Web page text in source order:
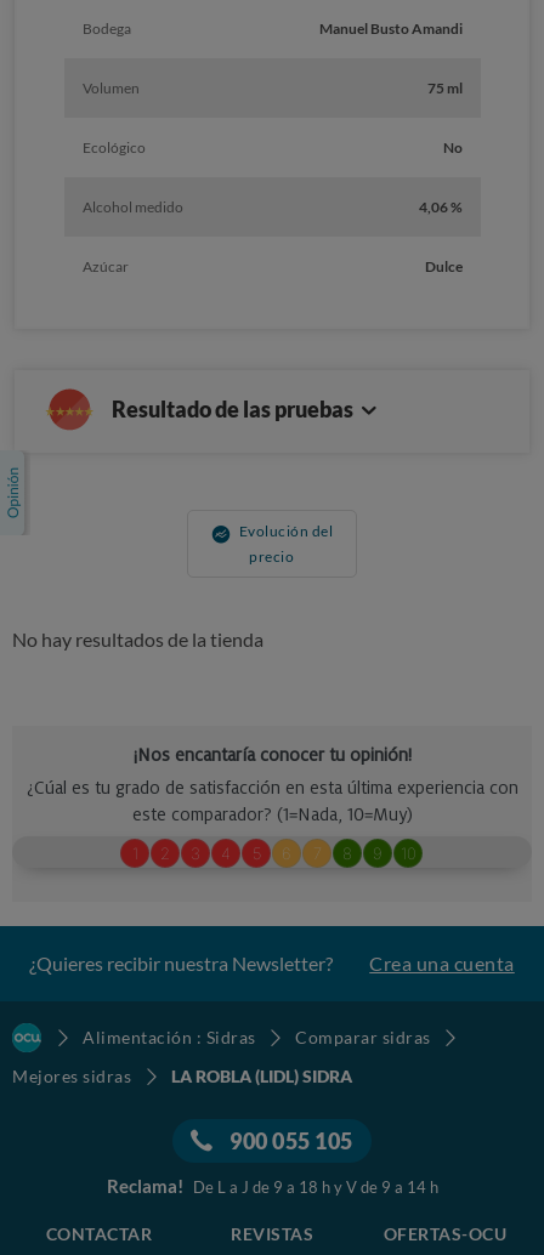
Bodega Manuel Busto Amandi
Volumen 75 ml
Ecológico No
Alcohol medido 4,06 %
Azúcar Dulce
Resultado de las pruebas
Evolución del
precio
No hay resultados de la tienda
¿Quieres recibir nuestra Newsletter? Crea una cuenta
Alimentación : Sidras
Comparar sidras
Mejores sidras
LA ROBLA (LIDL) SIDRA
900 055 105
Reclama! De L a J de 9 a 18 h y V de 9 a 14 h
CONTACTAR REVISTAS OFERTAS-OCU